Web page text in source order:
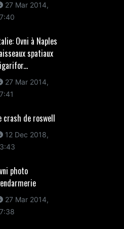
27 Mar 2014,
Ovni à Naples
spatiaux
27 Mar 2014,
crash de roswell
12 Dec 2018,
photo
27 Mar 2014,